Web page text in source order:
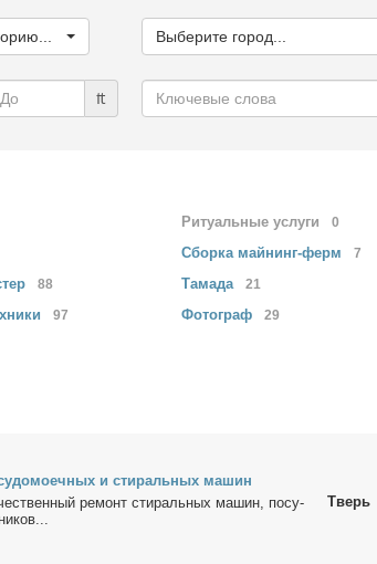
город...
Выберите город...
₶
Ключевые
слова
88
97
Ритуальные услуги 0
Сборка майнинг-ферм 7
Тамада 21
Фотограф 29
и сти­раль­ных ма­шин
ре­монт сти­раль­ных ма­шин, по­су­
Тверь